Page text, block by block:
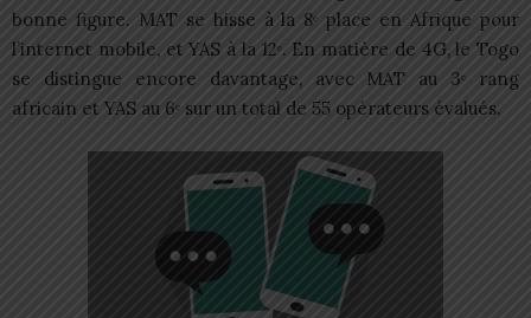
bonne figure. MAT se hisse à la 8ᵉ place en Afrique pour
l’internet mobile, et YAS à la 12ᵉ. En matière de 4G, le Togo
se distingue encore davantage, avec MAT au 3ᵉ rang
africain et YAS au 6ᵉ sur un total de 55 opérateurs évalués.